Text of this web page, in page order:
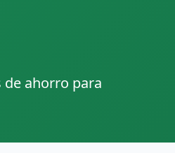
de ahorro para